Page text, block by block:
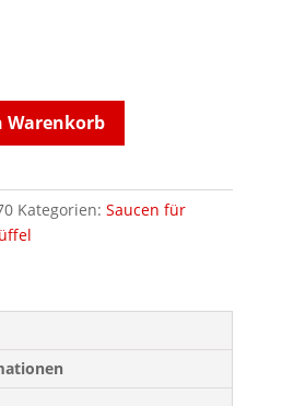
Warenkorb
Kategorien: Saucen für